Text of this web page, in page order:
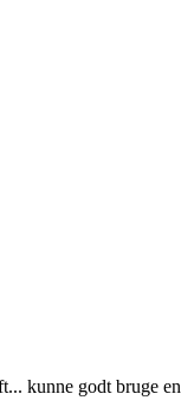
kunne godt bruge